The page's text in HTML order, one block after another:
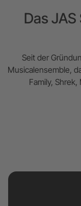
Das
Seit der
Musicalensemble,
Family,